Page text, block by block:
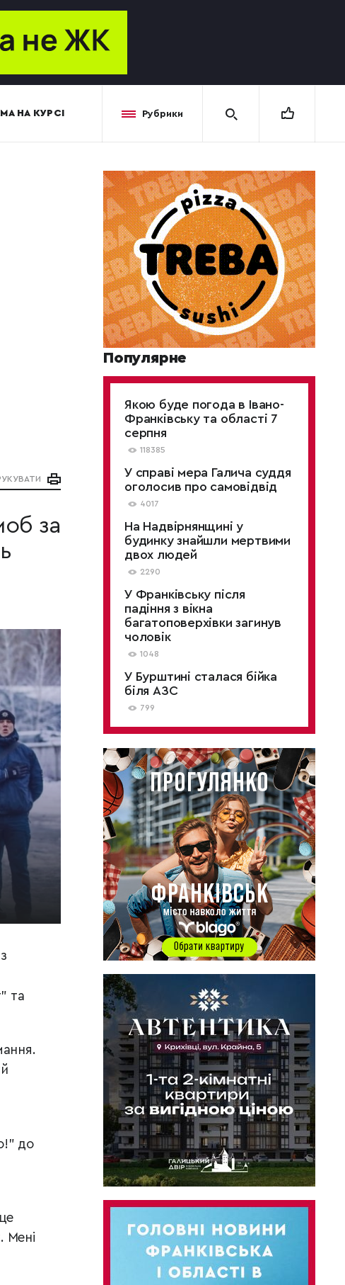
НА КУРСІ Рубрики
за
та
до
Мені
Популярне
Якою буде погода в Івано-
Франківську та області 7
серпня
118385
У справі мера Галича суддя
оголосив про самовідвід
4017
На Надвірнянщині у
будинку знайшли мертвими
двох людей
2290
У Франківську після
падіння з вікна
багатоповерхівки загинув
чоловік
1048
У Бурштині сталася бійка
біля АЗС
799